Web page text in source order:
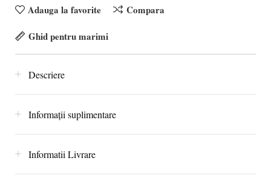
Adauga la favorite
Compara
Ghid pentru marimi
Descriere
Informații suplimentare
Informatii Livrare